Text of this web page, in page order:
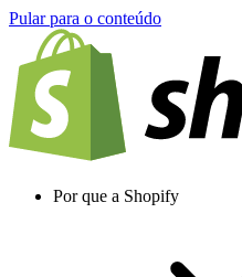
Pular para o conteúdo
Por que a Shopify